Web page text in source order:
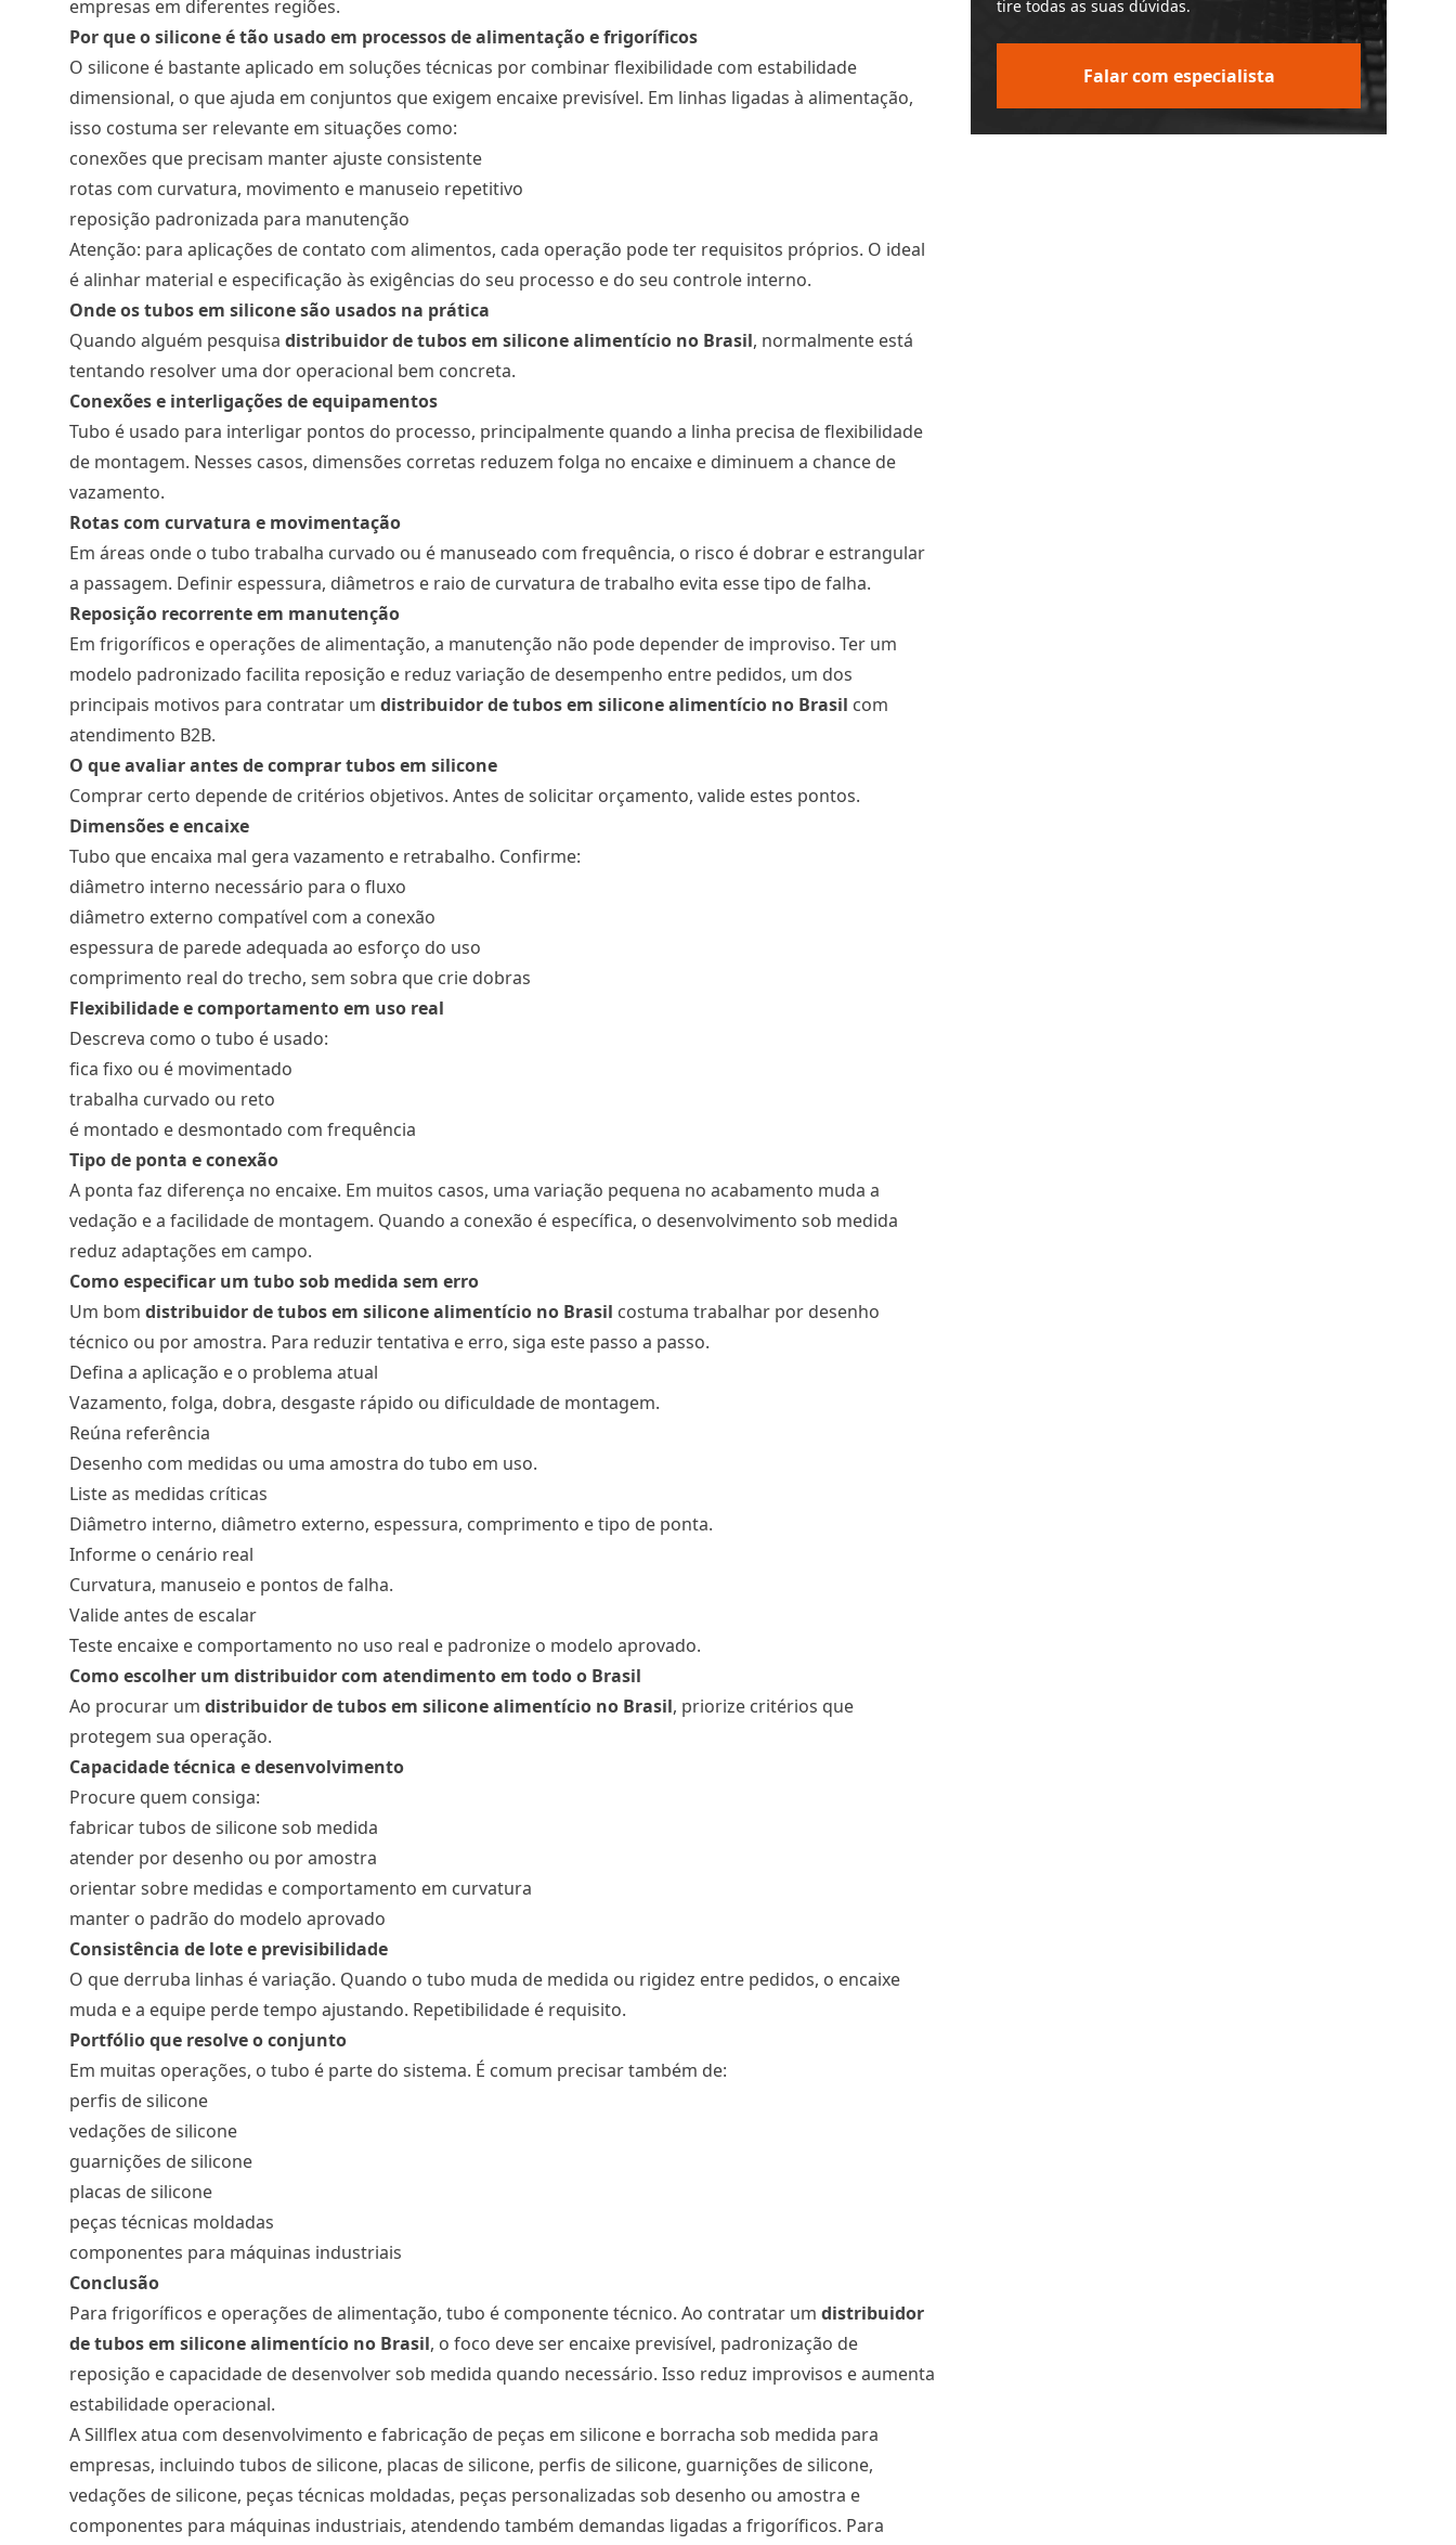
empresas em diferentes regiões.
Por que o silicone é tão usado em processos de alimentação e frigoríficos
O silicone é bastante aplicado em soluções técnicas por combinar flexibilidade com estabilidade
dimensional, o que ajuda em conjuntos que exigem encaixe previsível. Em linhas ligadas à alimentação,
isso costuma ser relevante em situações como:
conexões que precisam manter ajuste consistente
rotas com curvatura, movimento e manuseio repetitivo
reposição padronizada para manutenção
Atenção: para aplicações de contato com alimentos, cada operação pode ter requisitos próprios. O ideal
é alinhar material e especificação às exigências do seu processo e do seu controle interno.
Onde os tubos em silicone são usados na prática
Quando alguém pesquisa distribuidor de tubos em silicone alimentício no Brasil, normalmente está
tentando resolver uma dor operacional bem concreta.
Conexões e interligações de equipamentos
Tubo é usado para interligar pontos do processo, principalmente quando a linha precisa de flexibilidade
de montagem. Nesses casos, dimensões corretas reduzem folga no encaixe e diminuem a chance de
vazamento.
Rotas com curvatura e movimentação
Em áreas onde o tubo trabalha curvado ou é manuseado com frequência, o risco é dobrar e estrangular
a passagem. Definir espessura, diâmetros e raio de curvatura de trabalho evita esse tipo de falha.
Reposição recorrente em manutenção
Em frigoríficos e operações de alimentação, a manutenção não pode depender de improviso. Ter um
modelo padronizado facilita reposição e reduz variação de desempenho entre pedidos, um dos
principais motivos para contratar um distribuidor de tubos em silicone alimentício no Brasil com
atendimento B2B.
O que avaliar antes de comprar tubos em silicone
Comprar certo depende de critérios objetivos. Antes de solicitar orçamento, valide estes pontos.
Dimensões e encaixe
Tubo que encaixa mal gera vazamento e retrabalho. Confirme:
diâmetro interno necessário para o fluxo
diâmetro externo compatível com a conexão
espessura de parede adequada ao esforço do uso
comprimento real do trecho, sem sobra que crie dobras
Flexibilidade e comportamento em uso real
Descreva como o tubo é usado:
fica fixo ou é movimentado
trabalha curvado ou reto
é montado e desmontado com frequência
Tipo de ponta e conexão
A ponta faz diferença no encaixe. Em muitos casos, uma variação pequena no acabamento muda a
vedação e a facilidade de montagem. Quando a conexão é específica, o desenvolvimento sob medida
reduz adaptações em campo.
Como especificar um tubo sob medida sem erro
Um bom distribuidor de tubos em silicone alimentício no Brasil costuma trabalhar por desenho
técnico ou por amostra. Para reduzir tentativa e erro, siga este passo a passo.
Defina a aplicação e o problema atual
Vazamento, folga, dobra, desgaste rápido ou dificuldade de montagem.
Reúna referência
Desenho com medidas ou uma amostra do tubo em uso.
Liste as medidas críticas
Diâmetro interno, diâmetro externo, espessura, comprimento e tipo de ponta.
Informe o cenário real
Curvatura, manuseio e pontos de falha.
Valide antes de escalar
Teste encaixe e comportamento no uso real e padronize o modelo aprovado.
Como escolher um distribuidor com atendimento em todo o Brasil
Ao procurar um distribuidor de tubos em silicone alimentício no Brasil, priorize critérios que
protegem sua operação.
Capacidade técnica e desenvolvimento
Procure quem consiga:
fabricar tubos de silicone sob medida
atender por desenho ou por amostra
orientar sobre medidas e comportamento em curvatura
manter o padrão do modelo aprovado
Consistência de lote e previsibilidade
O que derruba linhas é variação. Quando o tubo muda de medida ou rigidez entre pedidos, o encaixe
muda e a equipe perde tempo ajustando. Repetibilidade é requisito.
Portfólio que resolve o conjunto
Em muitas operações, o tubo é parte do sistema. É comum precisar também de:
perfis de silicone
vedações de silicone
guarnições de silicone
placas de silicone
peças técnicas moldadas
componentes para máquinas industriais
Conclusão
Para frigoríficos e operações de alimentação, tubo é componente técnico. Ao contratar um distribuidor
de tubos em silicone alimentício no Brasil, o foco deve ser encaixe previsível, padronização de
reposição e capacidade de desenvolver sob medida quando necessário. Isso reduz improvisos e aumenta
estabilidade operacional.
A Sillflex atua com desenvolvimento e fabricação de peças em silicone e borracha sob medida para
empresas, incluindo tubos de silicone, placas de silicone, perfis de silicone, guarnições de silicone,
vedações de silicone, peças técnicas moldadas, peças personalizadas sob desenho ou amostra e
componentes para máquinas industriais, atendendo também demandas ligadas a frigoríficos. Para
tire todas as suas dúvidas.
Falar com especialista